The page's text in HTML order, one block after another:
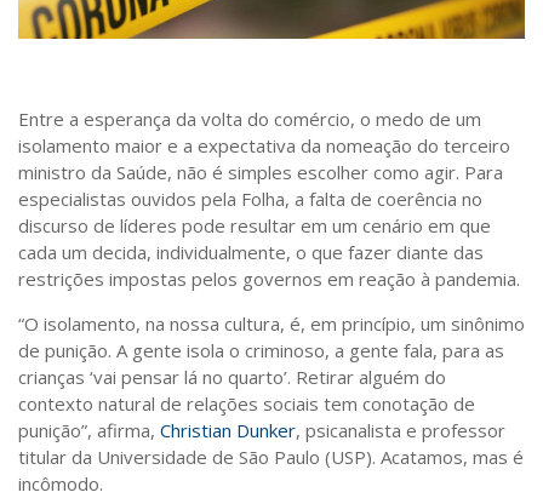
Psico-HQ
Gênero
Alfabetização
Transtorno do Espectro Autista
Contato
Quem somos
Sobre o Portal
Entre a esperança da volta do comércio, o medo de um
isolamento maior e a expectativa da nomeação do terceiro
ministro da Saúde, não é simples escolher como agir. Para
especialistas ouvidos pela Folha, a falta de coerência no
discurso de líderes pode resultar em um cenário em que
cada um decida, individualmente, o que fazer diante das
restrições impostas pelos governos em reação à pandemia.
“O isolamento, na nossa cultura, é, em princípio, um sinônimo
de punição. A gente isola o criminoso, a gente fala, para as
crianças ‘vai pensar lá no quarto’. Retirar alguém do
contexto natural de relações sociais tem conotação de
punição”, afirma, Christian Dunker, psicanalista e professor
titular da Universidade de São Paulo (USP). Acatamos, mas é
incômodo.